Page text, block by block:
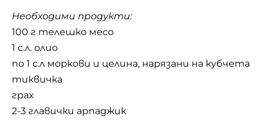
Необходими продукти:
100 г телешко месо
1 с.л. олио
по 1 с.л моркови и целина, нарязани на кубчета
тиквичка
грах
2-3 главички арпаджик